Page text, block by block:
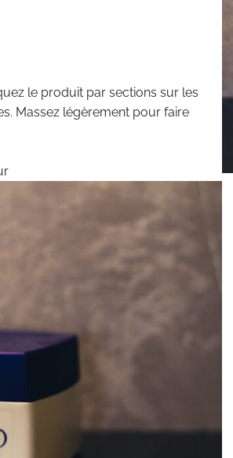
le produit par sections sur les
Massez légèrement pour faire